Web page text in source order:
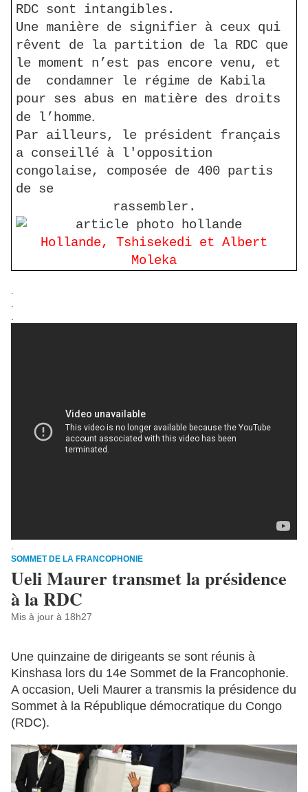
RDC sont intangibles.
Une manière de signifier à ceux qui
rêvent de la partition de la RDC que
le moment n’est pas encore venu, et
de
condamner le régime de Kabila
pour ses abus en matière des droits
de l’homme.
Par ailleurs, le président français
a conseillé à l'opposition
congolaise, composée de 400 partis
de se
rassembler.
Hollande, Tshisekedi et Albert
Moleka
.
.
.
.
SOMMET DE LA FRANCOPHONIE
UeliMaurertransmet la présidence
à la RDC
Mis à jour à 18h27
Une quinzaine de dirigeants se sont réunis à
Kinshasa lors du 14e Sommet de la Francophonie.
A occasion, Ueli Maurer a transmis la présidence du
Sommet à la République démocratique du Congo
(RDC).